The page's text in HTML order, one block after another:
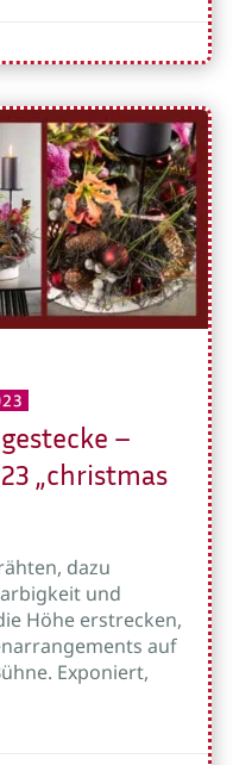
–
„christmas
dazu
und
Höhe erstrecken,
auf
Exponiert,